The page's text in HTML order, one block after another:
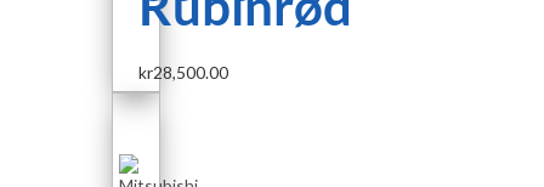
kr28,500.00